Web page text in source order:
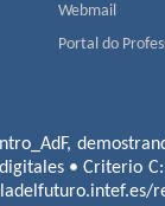
Webmail
Portal do
• Criterio